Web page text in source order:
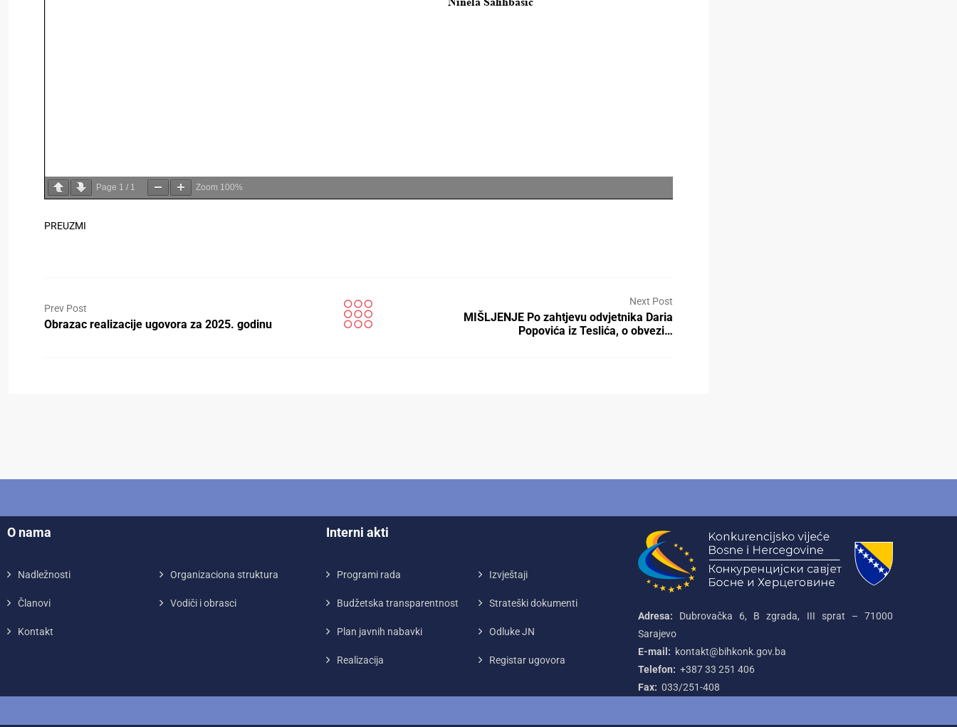
Page 1 / 1 Zoom 100%
PREUZMI
Prev Post
Obrazac realizacije ugovora za 2025. godinu
Next Post
MIŠLJENJE Po zahtjevu odvjetnika Daria
Popovića iz Teslića, o obvezi…
O nama
Nadležnosti Organizaciona struktura
Članovi Vodiči i obrasci
Kontakt
Interni akti
Programi rada Izvještaji
Budžetska transparentnost Strateški dokumenti
Plan javnih nabavki Odluke JN
Realizacija Registar ugovora
Adresa: Dubrovačka 6, B zgrada, III sprat – 71000‌
Sarajevo
E-mail: kontakt@bihkonk.gov.ba
Telefon: +387‌ 33‌ 251‌ 406
Fax: 033/251-408